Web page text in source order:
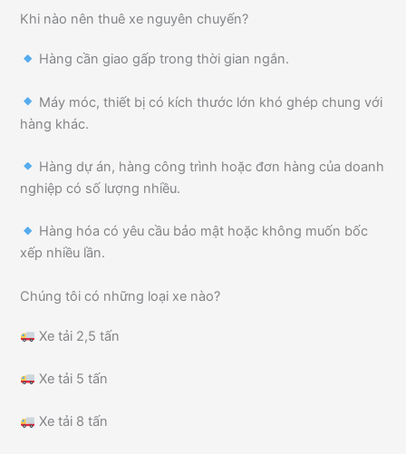
Khi nào nên thuê xe nguyên chuyến?
Hàng cần giao gấp trong thời gian ngắn.
Máy móc, thiết bị có kích thước lớn khó ghép chung với
hàng khác.
Hàng dự án, hàng công trình hoặc đơn hàng của doanh
nghiệp có số lượng nhiều.
Hàng hóa có yêu cầu bảo mật hoặc không muốn bốc
xếp nhiều lần.
Chúng tôi có những loại xe nào?
Xe tải 2,5 tấn
Xe tải 5 tấn
Xe tải 8 tấn